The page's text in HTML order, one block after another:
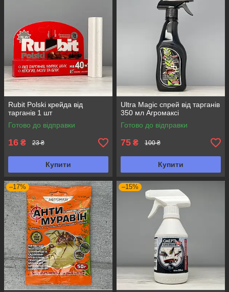
Rubit Polski крейда від
тарганів 1 шт
Готово до відправки
16 ₴ 23 ₴
Купити
Ultra Magic спрей від тарганів
350 мл Агромаксі
Готово до відправки
75 ₴ 100 ₴
Купити
–17% –15%